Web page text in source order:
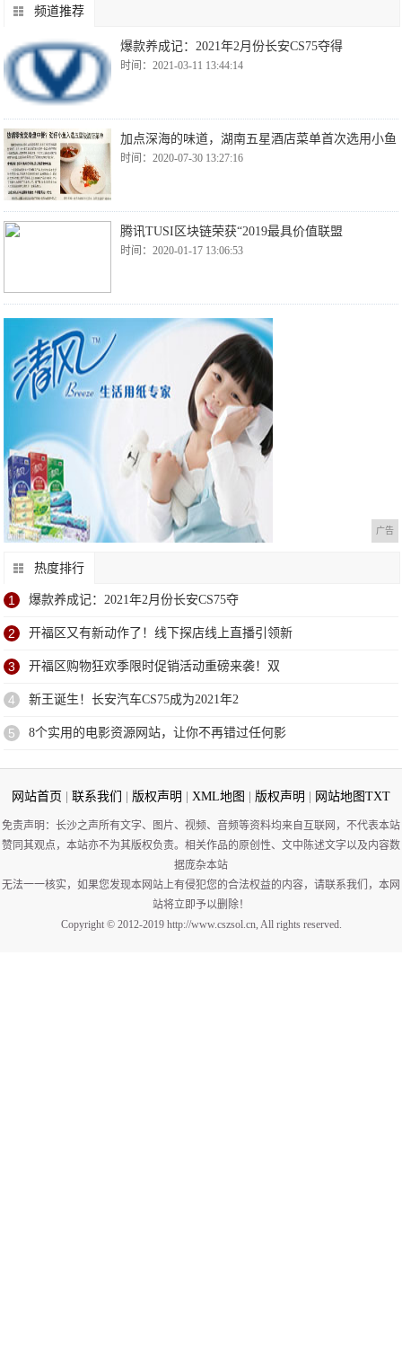
频道推荐
爆款养成记：2021年2月份长安CS75夺得
时间：2021-03-11 13:44:14
加点深海的味道，湖南五星酒店菜单首次选用小鱼
时间：2020-07-30 13:27:16
腾讯TUSI区块链荣获“2019最具价值联盟
时间：2020-01-17 13:06:53
广告
热度排行
1 爆款养成记：2021年2月份长安CS75夺
2 开福区又有新动作了！线下探店线上直播引领新
3 开福区购物狂欢季限时促销活动重磅来袭！​双
4 新王诞生！长安汽车CS75成为2021年2
5 8个实用的电影资源网站，让你不再错过任何影
网站首页 联系我们 版权声明 XML地图 版权声明 网站地图TXT
免责声明：长沙之声所有文字、图片、视频、音频等资料均来自互联网，不代表本站
赞同其观点，本站亦不为其版权负责。相关作品的原创性、文中陈述文字以及内容数
据庞杂本站
无法一一核实，如果您发现本网站上有侵犯您的合法权益的内容，请联系我们，本网
站将立即予以删除！
Copyright © 2012-2019 http://www.cszsol.cn, All rights reserved.